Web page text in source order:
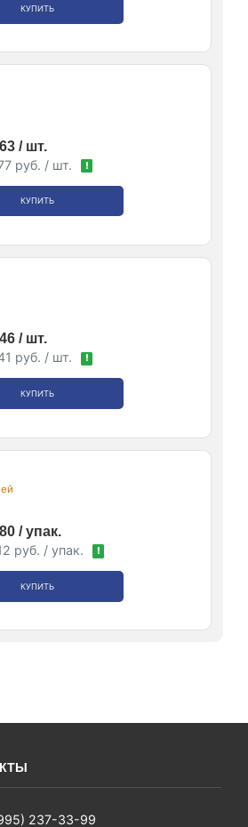
КУПИТЬ
/ шт.
руб. / шт. !
КУПИТЬ
/ шт.
руб. / шт. !
КУПИТЬ
/ упак.
руб. / упак. !
КУПИТЬ
237-33-99